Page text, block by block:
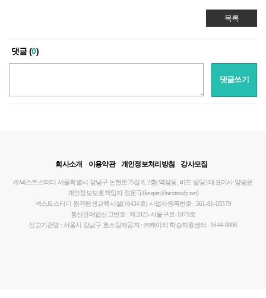
목록
댓글 (0)
댓글쓰기
회사소개 이용약관 개인정보처리방침 강사모집
㈜넥스트스터디 서울특별시 강남구 논현로75길 8, 2층(역삼동, 비드 빌딩)대표이사 양승윤
개인정보보호책임자 정운규(keeper@nextstudy.net)
넥스트스터디 원격평생교육시설(제434호) 사업자등록번호 : 561-81-03379
통신판매업신고번호 : 제2025-서울구로-1079호
신고기관명 : 서울시 강남구 호스팅제공자 : ㈜케이티 학습지원센터 : 1644-8806